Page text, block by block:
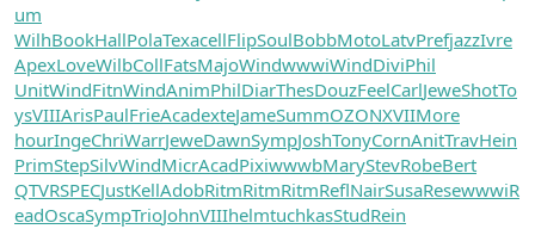
um
WilhBookHallPolaTexacellFlipSoulBobbMotoLatvPrefjazzIvre
ApexLoveWilbCollFatsMajoWindwwwiWindDiviPhil
UnitWindFitnWindAnimPhilDiarThesDouzFeelCarlJeweShotTo
ysVIIIArisPaulFrieAcadexteJameSummOZONXVIIMore
hourIngeChriWarrJeweDawnSympJoshTonyCornAnitTravHein
PrimStepSilvWindMicrAcadPixiwwwbMaryStevRobeBert
QTVRSPECJustKellAdobRitmRitmRitmReflNairSusaResewwwiR
eadOscaSympTrioJohnVIIIhelmtuchkasStudRein